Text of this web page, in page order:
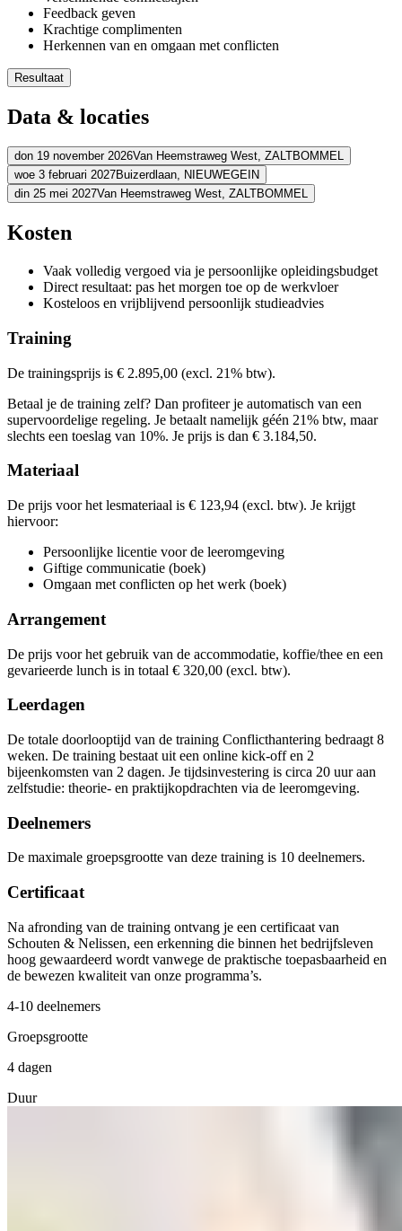
Feedback geven
Krachtige complimenten
Herkennen van en omgaan met conflicten
Resultaat
Je kent jouw gedrag en persoonlijke stijl bij conflicthantering
Je kunt rationeler afwegen hoe jij handelt
Je kunt conflicten effectief hanteren en bespreekbaar maken
Je stuurt conflicten bewuster in de gewenste richting
Data & locaties
don 19 november 2026Van Heemstraweg West, ZALTBOMMEL
Adres
Bekijk route
€ 3.338,94
Kies deze startdatum
Lesdagen
don19-11-20269:30 - 16:30
vri20-11-20269:30 - 16:30
don10-12-20269:30 - 16:30
woe 3 februari 2027Buizerdlaan, NIEUWEGEIN
Adres
Fletcher Hotel-Restaurant Nieuwegein-Utrecht
Prijs
Bekijk prijsopbouw
woe03-02-20279:30 - 16:30
don04-02-20279:30 - 16:30
don04-03-2027
din 25 mei 2027Van Heemstraweg West, ZALTBOMMEL
Adres
Bekijk route
Prijs
€ 3.338,94
Kies deze startdatum
Lesdagen
din25-05-20279:30 - 16:30
din15-06-2027
Kosten
Vaak volledig vergoed via je persoonlijke opleidingsbudget
Direct resultaat: pas het morgen toe op de werkvloer
Kosteloos en vrijblijvend persoonlijk studieadvies
Training
De trainingsprijs is € 2.895,00 (excl. 21% btw).
Betaal je de training zelf? Dan profiteer je automatisch van een
supervoordelige regeling. Je betaalt namelijk géén 21% btw, maar
slechts een toeslag van 10%. Je prijs is dan € 3.184,50.
Materiaal
De prijs voor het lesmateriaal is € 123,94 (excl. btw). Je krijgt
hiervoor:
Persoonlijke licentie voor de leeromgeving
Giftige communicatie (boek)
Omgaan met conflicten op het werk (boek)
Arrangement
De prijs voor het gebruik van de accommodatie, koffie/thee en een
gevarieerde lunch is in totaal € 320,00 (excl. btw).
Leerdagen
De totale doorlooptijd van de training Conflicthantering bedraagt 8
weken. De training bestaat uit een online kick-off en 2
bijeenkomsten van 2 dagen. Je tijdsinvestering is circa 20 uur aan
zelfstudie: theorie- en praktijkopdrachten via de leeromgeving.
Deelnemers
De maximale groepsgrootte van deze training is 10 deelnemers.
Certificaat
Na afronding van de training ontvang je een certificaat van
Schouten & Nelissen, een erkenning die binnen het bedrijfsleven
hoog gewaardeerd wordt vanwege de praktische toepasbaarheid en
de bewezen kwaliteit van onze programma’s.
4-10 deelnemers
Groepsgrootte
4 dagen
Duur